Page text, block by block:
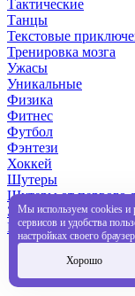
Тактические
Танцы
Текстовые
Тренировка мозга
Ужасы
Уникальные
Физика
Фитнес
Футбол
Фэнтези
Хоккей
Шутеры
Шутеры от первого
Эпические
Подписки
Мы используем cookies и
сервисов и удобства
настройках своего
Хорошо